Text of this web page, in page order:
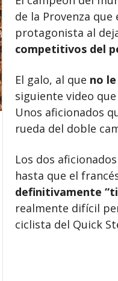
de la Provenza
protagonista al
competitivos del
El galo, al que no
siguiente video que
Unos aficionados
rueda del doble
Los dos
hasta que el
definitivamente
realmente difícil
ciclista del Quick